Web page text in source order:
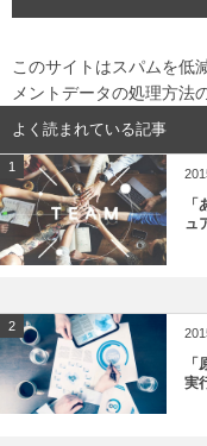
このサイトはスパムを低
メントデータの処理方法
よく読まれている記事
1
ュ
2
実